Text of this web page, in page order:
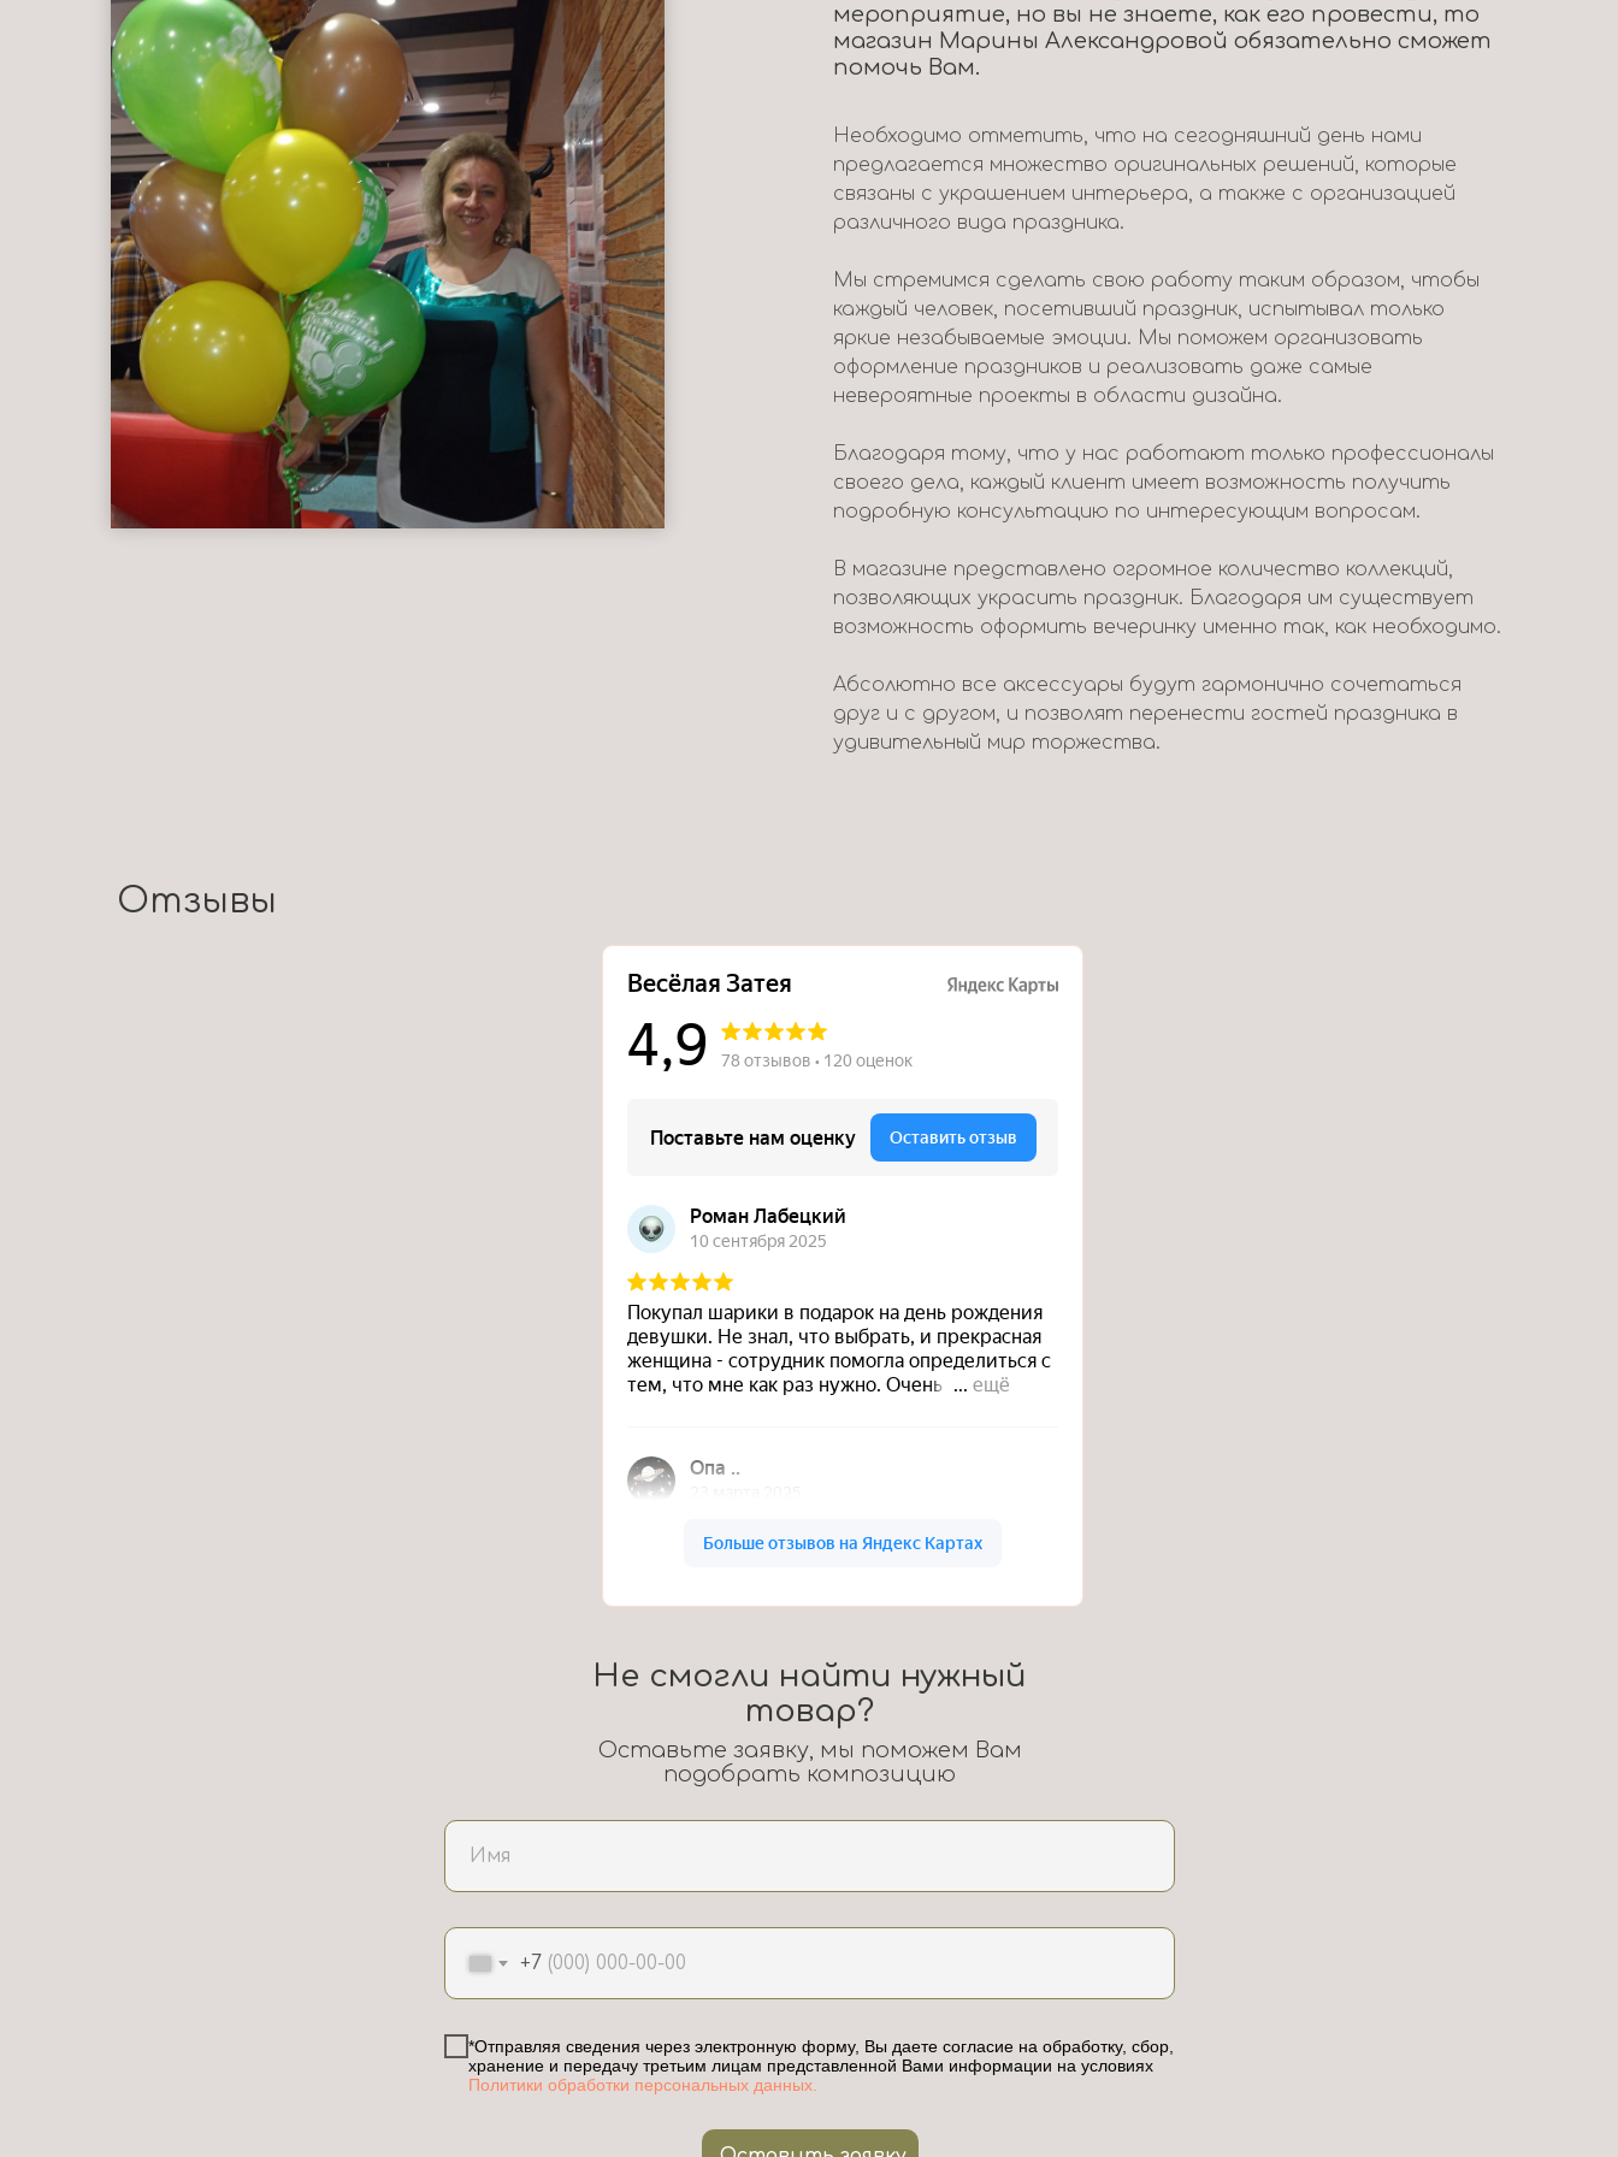
мероприятие, но вы не знаете, как его провести, то
магазин Марины Александровой обязательно сможет
помочь Вам.
Необходимо отметить, что на сегодняшний день нами
предлагается множество оригинальных решений, которые
связаны с украшением интерьера, а также с организацией
различного вида праздника.
Мы стремимся сделать свою работу таким образом, чтобы
каждый человек, посетивший праздник, испытывал только
яркие незабываемые эмоции. Мы поможем организовать
оформление праздников и реализовать даже самые
невероятные проекты в области дизайна.
Благодаря тому, что у нас работают только профессионалы
своего дела, каждый клиент имеет возможность получить
подробную консультацию по интересующим вопросам.
В магазине представлено огромное количество коллекций,
позволяющих украсить праздник. Благодаря им существует
возможность оформить вечеринку именно так, как необходимо.
Абсолютно все аксессуары будут гармонично сочетаться
друг и с другом, и позволят перенести гостей праздника в
удивительный мир торжества.
Отзывы
+7
*Отправляя сведения через электронную форму, Вы даете согласие на обработку, сбор,
хранение и передачу третьим лицам представленной Вами информации на условиях
Политики обработки персональных данных.
Не смогли найти нужный
товар?
Оставьте заявку, мы поможем Вам
подобрать композицию